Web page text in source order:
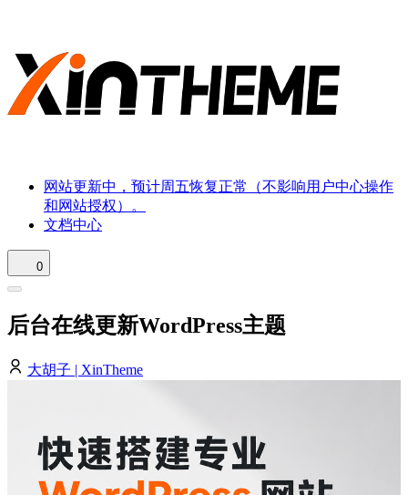
网站更新中，预计周五恢复正常（不影响用户中心操作
和网站授权）。
文档中心
0
后台在线更新WordPress主题
大胡子 | XinTheme